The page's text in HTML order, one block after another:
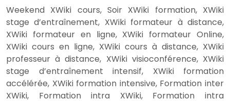
Weekend XWiki cours, Soir XWiki formation, XWiki
stage d’entraînement, XWiki formateur à distance,
XWiki formateur en ligne, XWiki formateur Online,
XWiki cours en ligne, XWiki cours à distance, XWiki
professeur à distance, XWiki visioconférence, XWiki
stage d’entraînement intensif, XWiki formation
accélérée, XWiki formation intensive, Formation inter
XWiki, Formation intra XWiki, Formation intra